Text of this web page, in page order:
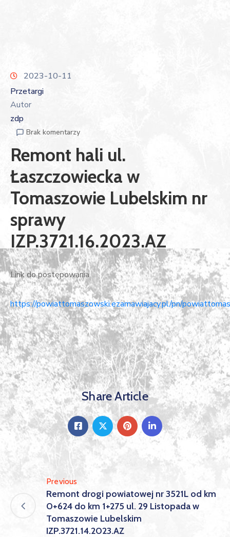
2023-10-11
Przetargi
Autor
zdp
Brak komentarzy
Remont hali ul.
Łaszczowiecka w
Tomaszowie Lubelskim nr
sprawy
IZP.3721.16.2023.AZ
Link do postępowania
https://powiattomaszowski.ezamawiajacy.pl/pn/
Share Article
Previous
Remont drogi powiatowej nr 3521L od km
0+624 do km 1+275 ul. 29 Listopada w
Tomaszowie Lubelskim
IZP.3721.14.2023.AZ